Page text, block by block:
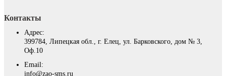
Контакты
Адрес:
399784, Липецкая обл., г. Елец, ул. Барковского, дом № 3,
Оф.10
Email:
info@zao-sms.ru